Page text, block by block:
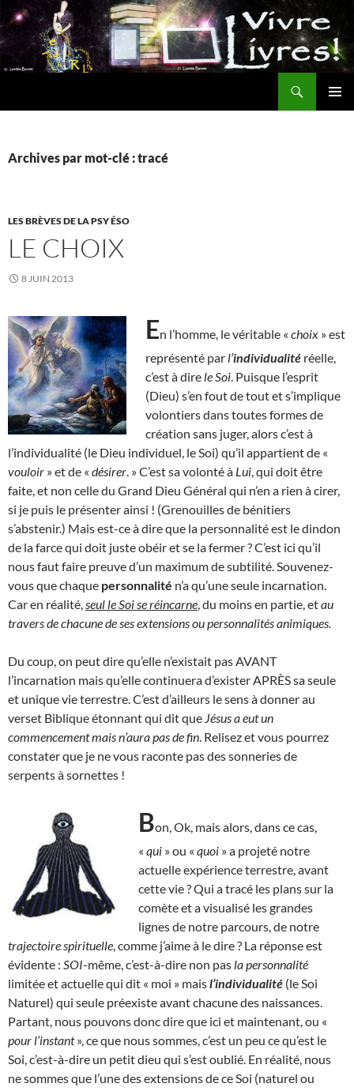
Aller
au
contenu
Archives par mot-clé : tracé
LES BRÈVES DE LA PSY ÉSO
LE CHOIX
8 JUIN 2013
En l’homme, le véritable « choix » est
représenté par l’individualité réelle,
c’est à dire le Soi . Puisque l’esprit
(Dieu) s’en fout de tout et s’implique
volontiers dans toutes formes de
création sans juger, alors c’est à
l’individualité (le Dieu individuel, le Soi) qu’il appartient de «
vouloir » et de « désirer . » C’est sa volonté à Lui , qui doit être
faite, et non celle du Grand Dieu Général qui n’en a rien à cirer,
si je puis le présenter ainsi ! (Grenouilles de bénitiers
s’abstenir.) Mais est-ce à dire que la personnalité est le dindon
de la farce qui doit juste obéir et se la fermer ? C’est ici qu’il
nous faut faire preuve d’un maximum de subtilité. Souvenez-
vous que chaque personnalité n’a qu’une seule incarnation.
Car en réalité, seul le Soi se réincarne , du moins en partie, etau
travers de chacune de ses extensions ou personnalités animiques.
Du coup, on peut dire qu’elle n’existait pas AVANT
l’incarnation mais qu’elle continuera d’exister APRÈS sa seule
et unique vie terrestre. C’est d’ailleurs le sens à donner au
verset Biblique étonnant qui dit que Jésus a eut un
commencement mais n’aura pas de fin . Relisez et vous pourrez
constater que je ne vous raconte pas des sonneries de
serpents à sornettes !
Bon, Ok, mais alors, dans ce cas,
« qui » ou « quoi » a projeté notre
actuelle expérience terrestre, avant
cette vie ? Qui a tracé les plans sur la
comète et a visualisé les grandes
lignes de notre parcours, de notre
trajectoire spirituelle , comme j’aime à le dire ? La réponse est
évidente : SOI-même, c’est-à-dire non pas la personnalité
limitée et actuelle qui dit « moi » maisl’individualité (le Soi
Naturel) qui seule préexiste avant chacune des naissances.
Partant, nous pouvons donc dire que ici et maintenant, ou «
pour l’instant», ce que nous sommes, c’est un peu ce qu’est le
Soi, c’est-à-dire un petit dieu qui s’est oublié. En réalité, nous
ne sommes que l’une des extensions de ce Soi (naturel ou